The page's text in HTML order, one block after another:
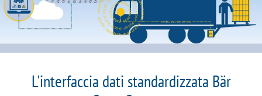
L'interfaccia dati standardizzata Bär